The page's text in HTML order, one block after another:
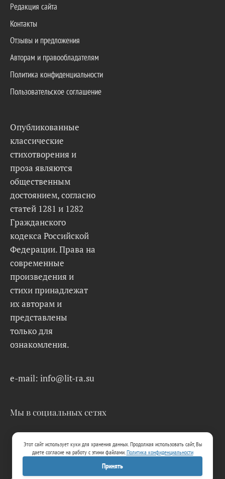
Редакция сайта
Контакты
Отзывы и предложения
Авторам и правообладателям
Политика конфиденциальности
Пользовательское соглашение
Опубликованные
классические
стихотворения и
проза являются
общественным
достоянием, согласно
статей 1281 и 1282
Гражданского
кодекса Российской
Федерации. Права на
современные
произведения и
стихи принадлежат
их авторам и
представлены
только для
ознакомления.
e-mail: info@lit-ra.su
Мы в социальных сетях
Этот сайт использует куки для хранения данных. Продолжая использовать сайт, Вы
даете согласие на работу с этими файлами.Политика конфиденциальности
Принять